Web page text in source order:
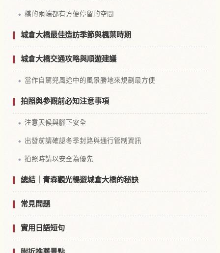
橋的兩端都有方便停留的空間
城倉大橋最佳造訪季節與楓葉時期
城倉大橋交通攻略與順遊建議
當作自駕兜風途中的風景勝地來規劃最方便
拍照與參觀前必知注意事項
注意天候與腳下安全
出發前請確認冬季封路與通行管制資訊
拍照時請以安全為優先
總結｜青森觀光暢遊城倉大橋的秘訣
常見問題
實用日語短句